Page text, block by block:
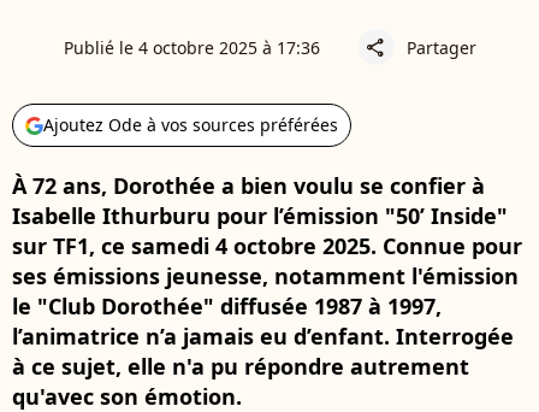
Publié le 4 octobre 2025 à 17:36 share Partager
Ajoutez Ode à vos sources préférées
À 72 ans, Dorothée a bien voulu se confier à
Isabelle Ithurburu pour l’émission "50’ Inside"
sur TF1, ce samedi 4 octobre 2025. Connue pour
ses émissions jeunesse, notamment l'émission
le "Club Dorothée" diffusée 1987 à 1997,
l’animatrice n’a jamais eu d’enfant. Interrogée
à ce sujet, elle n'a pu répondre autrement
qu'avec son émotion.